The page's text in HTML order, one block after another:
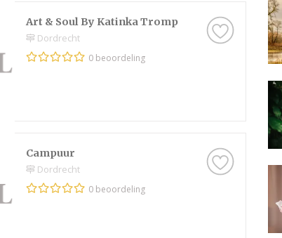
Art & Soul By Katinka Tromp
Dordrecht
0 beoordeling
Campuur
Dordrecht
0 beoordeling